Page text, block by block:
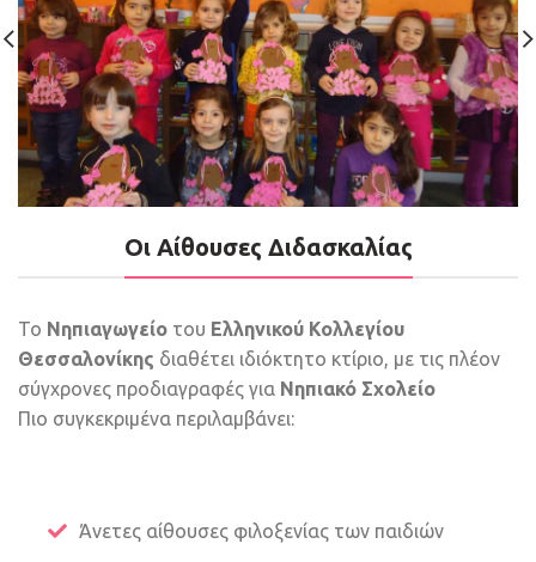
Οι Αίθουσες Διδασκαλίας
Το Νηπιαγωγείο του Ελληνικού Κολλεγίου
Θεσσαλονίκης διαθέτει ιδιόκτητο κτίριο, με τις πλέον
σύγχρονες προδιαγραφές για Νηπιακό Σχολείο
Πιο συγκεκριμένα περιλαμβάνει:
Άνετες αίθουσες φιλοξενίας των παιδιών